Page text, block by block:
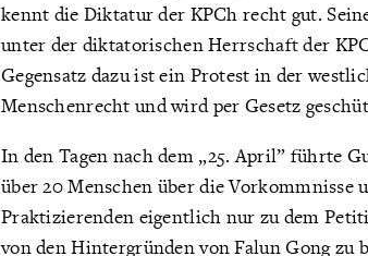
kennt die Diktatur der KPCh recht gut.
unter der diktatorischen Herrschaft der
Gegensatz dazu ist ein Protest in der
Menschenrecht und wird per Gesetz
In den Tagen nach dem „25. April” führte
über 20 Menschen über die Vorkommnisse
Praktizierenden eigentlich nur zu dem
von den Hintergründen von Falun Gong